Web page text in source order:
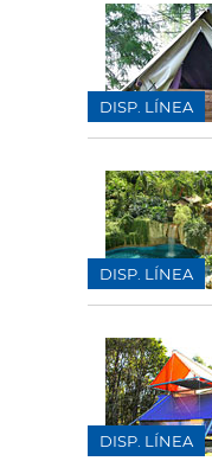
DISP. LÍNEA
DISP. LÍNEA
DISP. LÍNEA